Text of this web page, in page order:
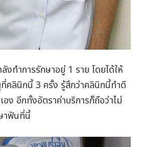
งทำการรักษาอยู่ 1 ราย โดยได้ให้
คลินิกนี้ 3 ครั้ง รู้สึกว่าคลินิกนี้ทำดี
อง อีกทั้งอัตราค่าบริการก็ถือว่าไม่
าฟันที่นี้